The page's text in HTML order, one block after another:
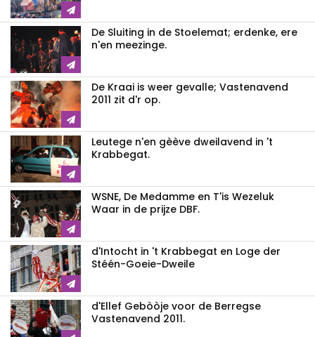
De Sluiting in de Stoelemat; erdenke, ere
n'en meezinge.
De Kraai is weer gevalle; Vastenavend
2011 zit d'r op.
Leutege n'en gèève dweilavend in 't
Krabbegat.
WSNE, De Medamme en T'is Wezeluk
Waar in de prijze DBF.
d'Intocht in 't Krabbegat en Loge der
Stéén-Goeie-Dweile
d'Ellef Gebòòje voor de Berregse
Vastenavend 2011.